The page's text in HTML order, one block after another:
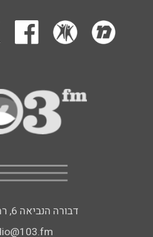
דבורה הנביאה 6, רמת השרון